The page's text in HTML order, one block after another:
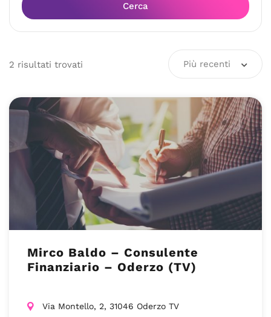
Cerca
2 risultati trovati Più recenti
Mirco Baldo – Consulente
Finanziario – Oderzo (TV)
Via Montello, 2, 31046 Oderzo TV